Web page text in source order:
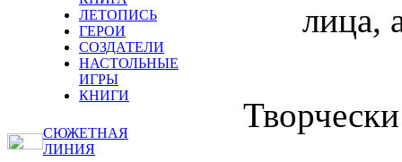
ЛЕТОПИСЬ
ГЕРОИ
СОЗДАТЕЛИ
НАСТОЛЬНЫЕ
ИГРЫ
КНИГИ
СЮЖЕТНАЯ
ЛИНИЯ
лица,